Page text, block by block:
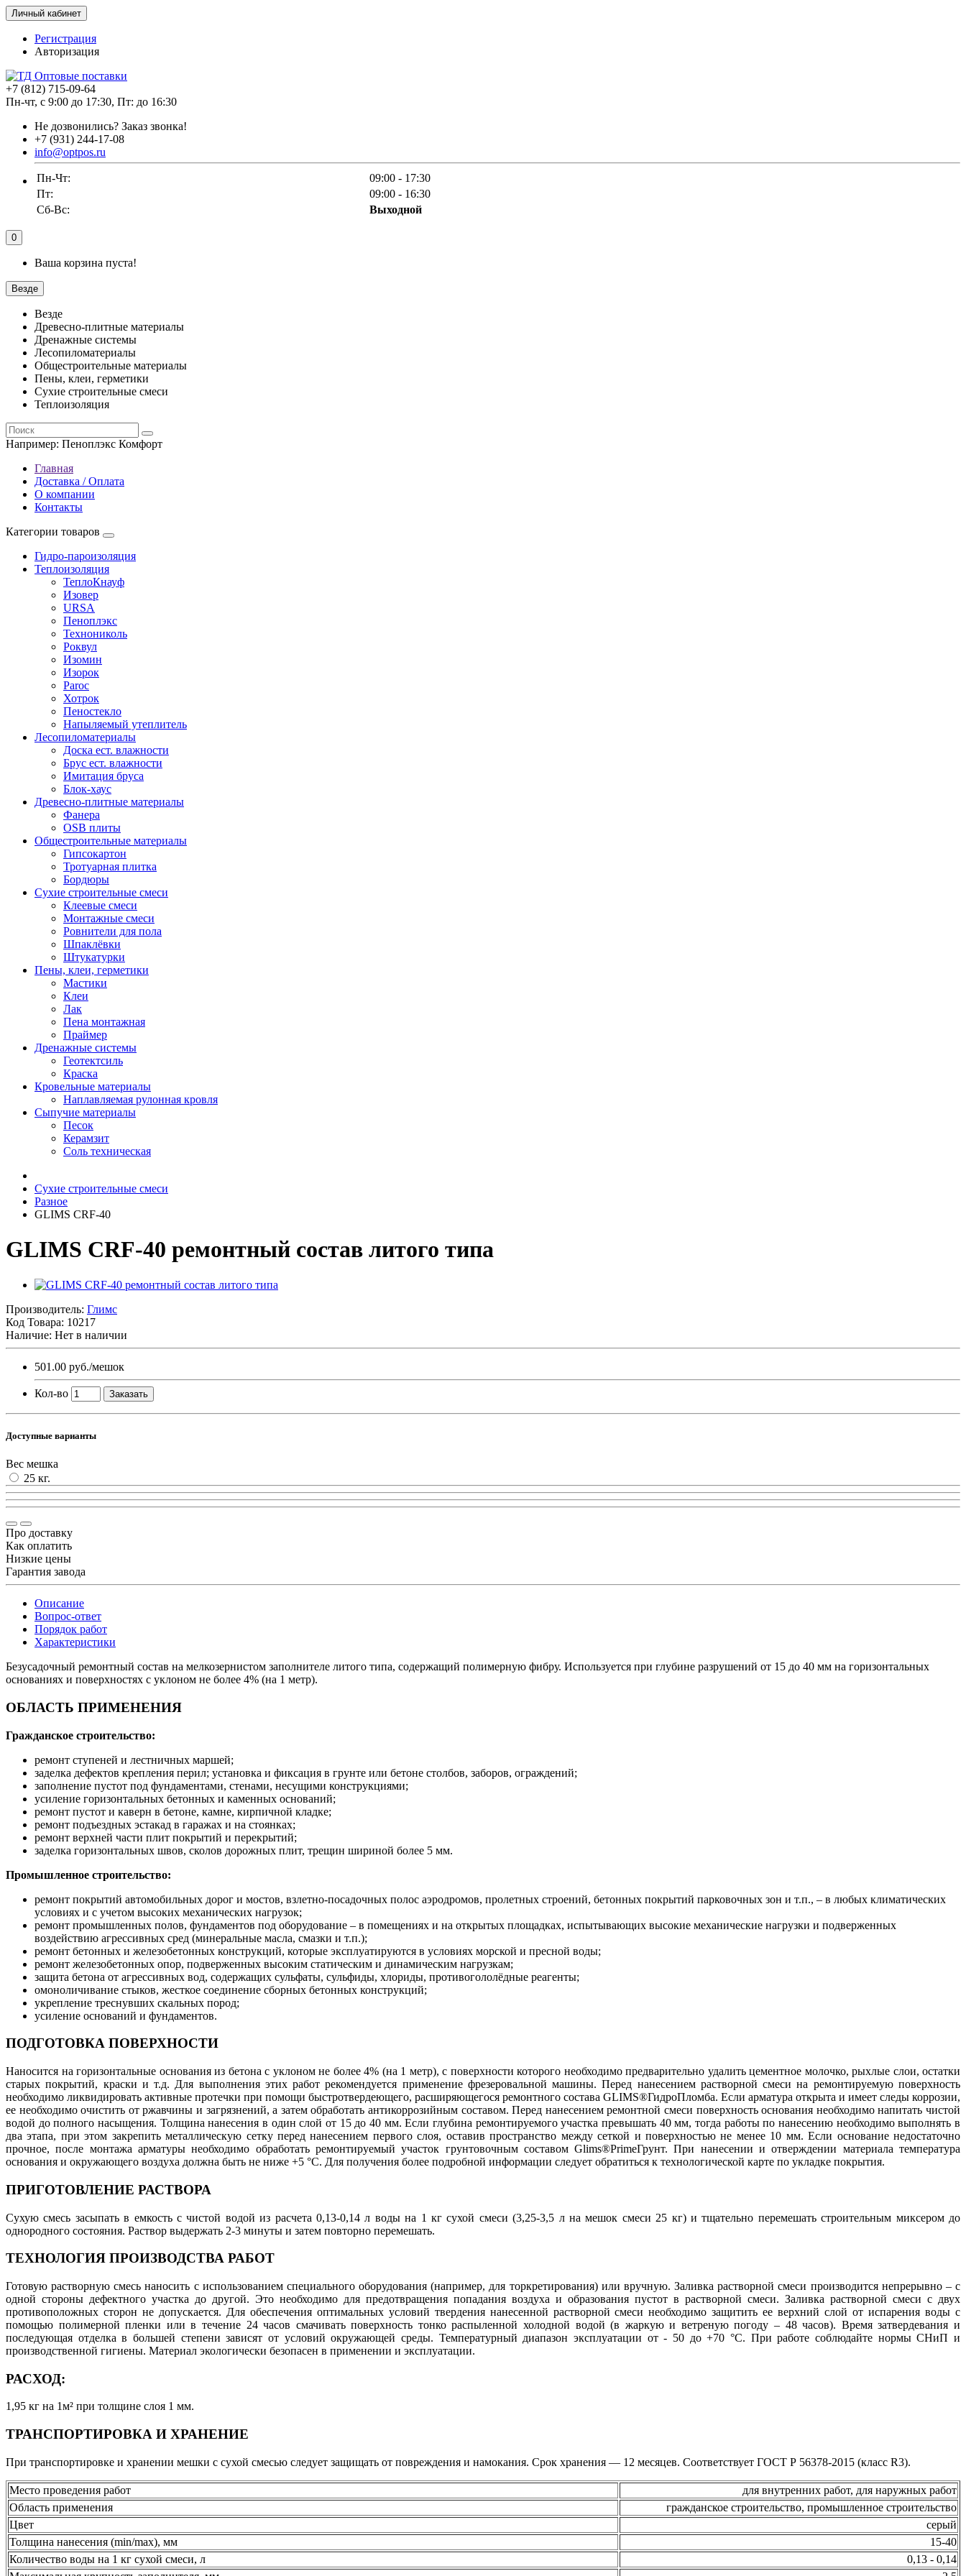
Личный кабинет
Регистрация
Авторизация
+7 (812) 715-09-64
Пн-чт, с 9:00 до 17:30, Пт: до 16:30
Не дозвонились? Заказ звонка!
+7 (931) 244-17-08
info@optpos.ru
Пн-Чт:
09:00 - 17:30
Пт:
09:00 - 16:30
Сб-Вс:
Выходной
0
Ваша корзина пуста!
Везде
Везде
Древесно-плитные материалы
Дренажные системы
Лесопиломатериалы
Общестроительные материалы
Пены, клеи, герметики
Сухие строительные смеси
Теплоизоляция
Например: Пеноплэкс Комфорт
Главная
Доставка / Оплата
О компании
Контакты
Категории товаров
Гидро-пароизоляция
Теплоизоляция
ТеплоКнауф
Изовер
URSA
Пеноплэкс
Технониколь
Роквул
Изомин
Изорок
Paroc
Хотрок
Пеностекло
Напыляемый утеплитель
Лесопиломатериалы
Доска ест. влажности
Брус ест. влажности
Имитация бруса
Блок-хаус
Древесно-плитные материалы
Фанера
OSB плиты
Общестроительные материалы
Гипсокартон
Тротуарная плитка
Бордюры
Сухие строительные смеси
Клеевые смеси
Монтажные смеси
Ровнители для пола
Шпаклёвки
Штукатурки
Пены, клеи, герметики
Мастики
Клеи
Лак
Пена монтажная
Праймер
Дренажные системы
Геотектсиль
Краска
Кровельные материалы
Наплавляемая рулонная кровля
Сыпучие материалы
Песок
Керамзит
Соль техническая
Сухие строительные смеси
Разное
GLIMS CRF-40
GLIMS CRF-40 ремонтный состав литого типа
Производитель: Глимс
Код Товара: 10217
Наличие: Нет в наличии
501.00 руб./мешок
Кол-во Заказать
Доступные варианты
Вес мешка
25 кг.
Про доставку
Как оплатить
Низкие цены
Гарантия завода
Описание
Вопрос-ответ
Порядок работ
Характеристики
Безусадочный ремонтный состав на мелкозернистом заполнителе литого типа, содержащий полимерную фибру. Используется при глубине разрушений от 15 до 40 мм на горизонтальных
основаниях и поверхностях с уклоном не более 4% (на 1 метр).
ОБЛАСТЬ ПРИМЕНЕНИЯ
Гражданское строительство:
ремонт ступеней и лестничных маршей;
заделка дефектов крепления перил; установка и фиксация в грунте или бетоне столбов, заборов, ограждений;
заполнение пустот под фундаментами, стенами, несущими конструкциями;
усиление горизонтальных бетонных и каменных оснований;
ремонт пустот и каверн в бетоне, камне, кирпичной кладке;
ремонт подъездных эстакад в гаражах и на стоянках;
ремонт верхней части плит покрытий и перекрытий;
заделка горизонтальных швов, сколов дорожных плит, трещин шириной более 5 мм.
Промышленное строительство:
ремонт покрытий автомобильных дорог и мостов, взлетно-посадочных полос аэродромов, пролетных строений, бетонных покрытий парковочных зон и т.п., – в любых климатических
условиях и с учетом высоких механических нагрузок;
ремонт промышленных полов, фундаментов под оборудование – в помещениях и на открытых площадках, испытывающих высокие механические нагрузки и подверженных
воздействию агрессивных сред (минеральные масла, смазки и т.п.);
ремонт бетонных и железобетонных конструкций, которые эксплуатируются в условиях морской и пресной воды;
ремонт железобетонных опор, подверженных высоким статическим и динамическим нагрузкам;
защита бетона от агрессивных вод, содержащих сульфаты, сульфиды, хлориды, противогололёдные реагенты;
омоноличивание стыков, жесткое соединение сборных бетонных конструкций;
укрепление треснувших скальных пород;
усиление оснований и фундаментов.
ПОДГОТОВКА ПОВЕРХНОСТИ
Наносится на горизонтальные основания из бетона с уклоном не более 4% (на 1 метр), c поверхности которого необходимо предварительно удалить цементное молочко, рыхлые слои, остатки
старых покрытий, краски и т.д. Для выполнения этих работ рекомендуется применение фрезеровальной машины. Перед нанесением растворной смеси на ремонтируемую поверхность
необходимо ликвидировать активные протечки при помощи быстротвердеющего, расширяющегося ремонтного состава GLIMS®ГидроПломба. Если арматура открыта и имеет следы коррозии,
ее необходимо очистить от ржавчины и загрязнений, а затем обработать антикоррозийным составом. Перед нанесением ремонтной смеси поверхность основания необходимо напитать чистой
водой до полного насыщения. Толщина нанесения в один слой от 15 до 40 мм. Если глубина ремонтируемого участка превышать 40 мм, тогда работы по нанесению необходимо выполнять в
два этапа, при этом закрепить металлическую сетку перед нанесением первого слоя, оставив пространство между сеткой и поверхностью не менее 10 мм. Если основание недостаточно
прочное, после монтажа арматуры необходимо обработать ремонтируемый участок грунтовочным составом Glims®PrimeГрунт. При нанесении и отверждении материала температура
основания и окружающего воздуха должна быть не ниже +5 °С. Для получения более подробной информации следует обратиться к технологической карте по укладке покрытия.
ПРИГОТОВЛЕНИЕ РАСТВОРА
Сухую смесь засыпать в емкость с чистой водой из расчета 0,13-0,14 л воды на 1 кг сухой смеси (3,25-3,5 л на мешок смеси 25 кг) и тщательно перемешать строительным миксером до
однородного состояния. Раствор выдержать 2-3 минуты и затем повторно перемешать.
ТЕХНОЛОГИЯ ПРОИЗВОДСТВА РАБОТ
Готовую растворную смесь наносить с использованием специального оборудования (например, для торкретирования) или вручную. Заливка растворной смеси производится непрерывно – с
одной стороны дефектного участка до другой. Это необходимо для предотвращения попадания воздуха и образования пустот в растворной смеси. Заливка растворной смеси с двух
противоположных сторон не допускается. Для обеспечения оптимальных условий твердения нанесенной растворной смеси необходимо защитить ее верхний слой от испарения воды с
помощью полимерной пленки или в течение 24 часов смачивать поверхность тонко распыленной холодной водой (в жаркую и ветреную погоду – 48 часов). Время затвердевания и
последующая отделка в большей степени зависят от условий окружающей среды. Температурный диапазон эксплуатации от - 50 до +70 °С. При работе соблюдайте нормы СНиП и
производственной гигиены. Материал экологически безопасен в применении и эксплуатации.
РАСХОД:
1,95 кг на 1м² при толщине слоя 1 мм.
ТРАНСПОРТИРОВКА И ХРАНЕНИЕ
При транспортировке и хранении мешки с сухой смесью следует защищать от повреждения и намокания. Срок хранения — 12 месяцев. Соответствует ГОСТ Р 56378-2015 (класс R3).
Место проведения работ
для внутренних работ, для наружных работ
Область применения
гражданское строительство, промышленное строительство
Цвет
серый
Толщина нанесения (min/max), мм
15-40
Количество воды на 1 кг сухой смеси, л
0,13 - 0,14